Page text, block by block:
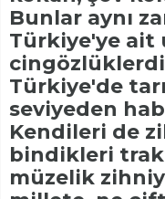
Bunlar aynı
Türkiye'ye ait
Türkiye'de
seviyeden
Kendileri de
bindikleri
müzelik